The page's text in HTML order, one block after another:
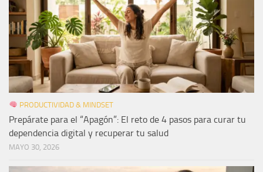
PRODUCTIVIDAD & MINDSET
Prepárate para el “Apagón”: El reto de 4 pasos para curar tu
dependencia digital y recuperar tu salud
MAYO 30, 2026